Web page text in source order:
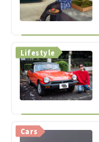
Lifestyle
Cars